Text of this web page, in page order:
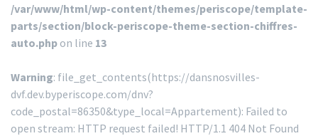
/var/www/html/wp-content/themes/periscope/template-
parts/section/block-periscope-theme-section-chiffres-
auto.php on line 13
Warning: file_get_contents(https://dansnosvilles-
dvf.dev.byperiscope.com/dnv?
code_postal=86350&type_local=Appartement): Failed to
open stream: HTTP request failed! HTTP/1.1 404 Not Found